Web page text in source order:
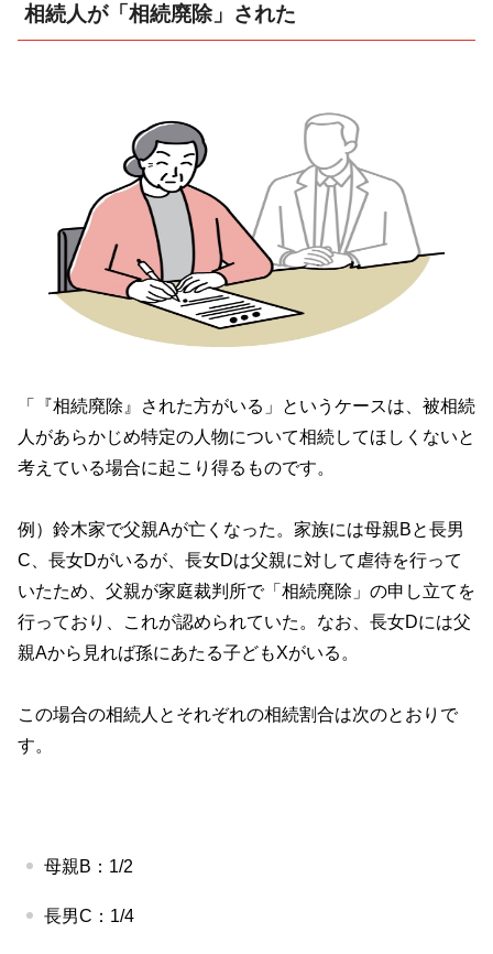
相続人が「相続廃除」された
「『相続廃除』された方がいる」というケースは、被相続
人があらかじめ特定の人物について相続してほしくないと
考えている場合に起こり得るものです。
例）鈴木家で父親Aが亡くなった。家族には母親Bと長男
C 、長女Dがいるが、長女Dは父親に対して虐待を行って
いたため、父親が家庭裁判所で「相続廃除」の申し立てを
行っており、これが認められていた。なお、長女Dには父
親Aから見れば孫にあたる子どもXがいる。
この場合の相続人とそれぞれの相続割合は次のとおりで
す。
母親B ： 1/2
長男C ： 1/4